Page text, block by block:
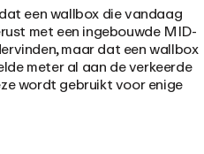
een wallbox die vandaag
met een ingebouwde MID-
maar dat een wallbox
meter al aan de verkeerde
wordt gebruikt voor enige